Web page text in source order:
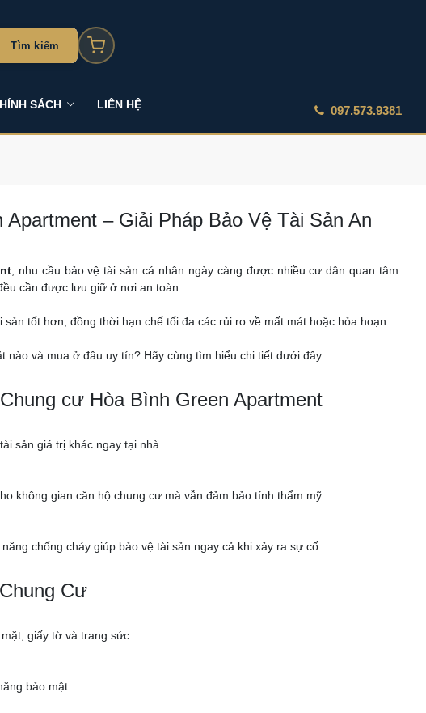
Tìm kiếm
SÁCH LIÊN HỆ 097.573.9381
– Giải Pháp Bảo Vệ Tài Sản An
, nhu cầu bảo vệ tài sản cá nhân ngày càng được nhiều cư dân quan tâm.
cần được lưu giữ ở nơi an toàn.
tốt hơn, đồng thời hạn chế tối đa các rủi ro về mất mát hoặc hỏa hoạn.
nào và mua ở đâu uy tín? Hãy cùng tìm hiểu chi tiết dưới đây.
cư Hòa Bình Green Apartment
sản giá trị khác ngay tại nhà.
không gian căn hộ chung cư mà vẫn đảm bảo tính thẩm mỹ.
chống cháy giúp bảo vệ tài sản ngay cả khi xảy ra sự cố.
Cư
giấy tờ và trang sức.
bảo mật.